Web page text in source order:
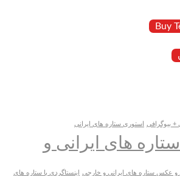
Buy
استوری ستاره های ایرانی
ستاره های ایرانی و
و عکس ستاره های ایرانی و خارجی اینستاگردی با ستاره های